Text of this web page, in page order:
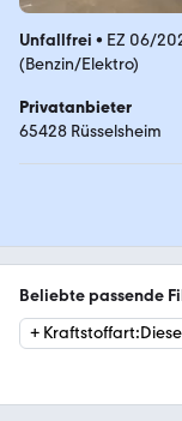
Unfallfrei • EZ 06/
(Benzin/Elektro)
Privatanbieter
65428 Rüsselsheim
Beliebte passende
+ Kraftstoffart: